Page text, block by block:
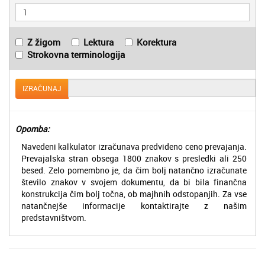
Z žigom Lektura
Korektura
Strokovna terminologija
IZRAČUNAJ
Opomba:
Navedeni kalkulator izračunava predvideno ceno prevajanja.
Prevajalska stran obsega 1800 znakov s presledki ali 250
besed. Zelo pomembno je, da čim bolj natančno izračunate
število znakov v svojem dokumentu, da bi bila finančna
konstrukcija čim bolj točna, ob majhnih odstopanjih. Za vse
natančnejše informacije kontaktirajte z našim
predstavništvom.